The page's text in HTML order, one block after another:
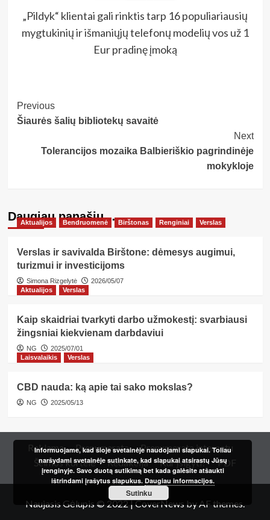
„Pildyk“ klientai gali rinktis tarp 16 populiariausių
mygtukinių ir išmaniųjų telefonų modelių vos už 1
Eur pradinę įmoką
Post
Navigation
Previous
Šiaurės šalių bibliotekų savaitė
Next
Tolerancijos mozaika Balbieriškio pagrindinėje
mokykloje
Daugiau panašių…
Aktualijos Bendruomenė Birštonas Renginiai Verslas
Verslas ir savivalda Birštone: dėmesys augimui,
turizmui ir investicijoms
Simona Rizgelytė
2026/05/07
Aktualijos
Verslas
Kaip skaidriai tvarkyti darbo užmokestį: svarbiausi
žingsniai kiekvienam darbdaviui
NG
2025/07/01
Laisvalaikis
Verslas
CBD nauda: ką apie tai sako mokslas?
NG 2025/05/13
Reklama Prenumerata
Prenumerata internetu
Šeimos kortelė
Redakcija Kur įsigyti? PDF
Naujasis Gėlupis © 2022|CoverNews by AF themes.
Informuojame, kad šioje svetainėje naudojami slapukai. Toliau
naršydami svetainėje sutinkate, kad slapukai atsirastų Jūsų
įrenginyje. Savo duotą sutikimą bet kada galėsite atšaukti
ištrindami įrašytus slapukus. Daugiau informacijos.
Sutinku